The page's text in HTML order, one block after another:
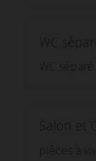
WC
WC séparé
Salon et
pièces à